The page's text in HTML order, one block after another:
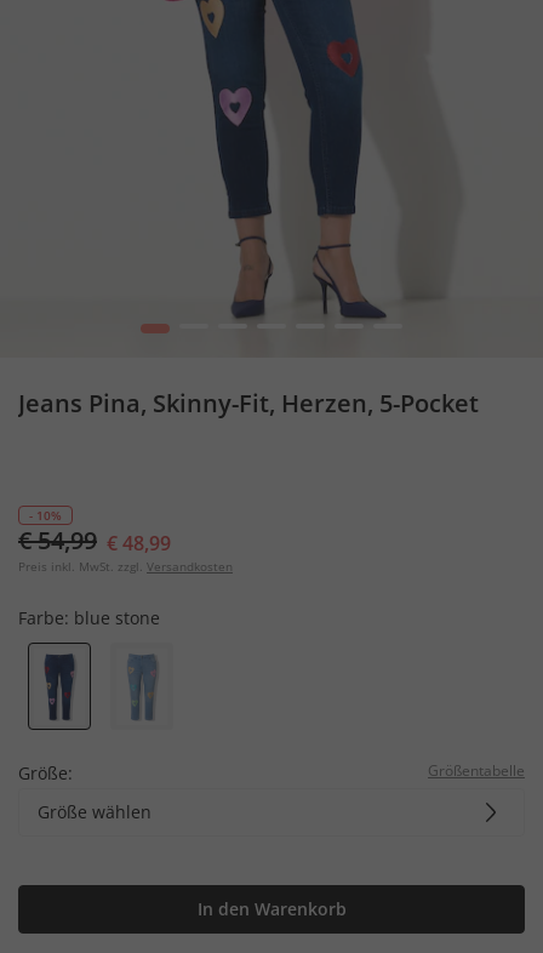
1
Jeans Pina, Skinny-Fit, Herzen, 5-Pocket
- 10%
€ 54,99 € 48,99
Preis inkl. MwSt. zzgl. Versandkosten
Farbe: blue stone
Größe: Größentabelle
Größe wählen
In den Warenkorb